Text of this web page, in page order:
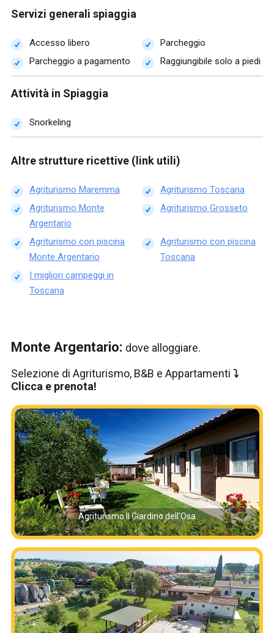
Servizi generali spiaggia
Accesso libero
Parcheggio
Parcheggio a pagamento
Raggiungibile solo a piedi
Attività in Spiaggia
Snorkeling
Altre strutture ricettive (link utili)
Agriturismo Maremma
Agriturismo Toscana
Agriturismo Monte
Argentario
Agriturismo Grosseto
Agriturismo con piscina
Monte Argentario
Agriturismo con piscina
Toscana
I migliori campeggi in
Toscana
Monte Argentario: dove alloggiare.
Selezione di Agriturismo, B&B e Appartamenti ⤵️
Clicca e prenota!
Agriturismo Il Giardino dell'Osa